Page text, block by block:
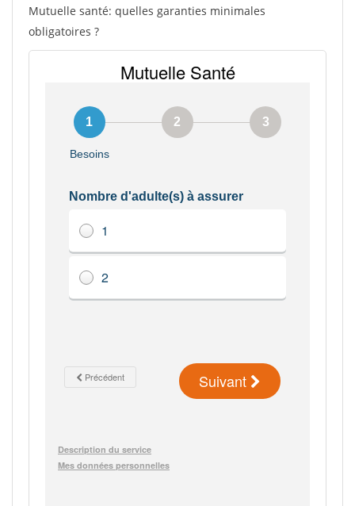
Mutuelle santé: quelles garanties minimales
obligatoires ?